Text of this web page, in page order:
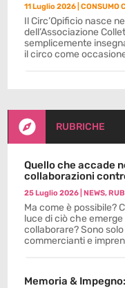
11 Luglio 2026 |CONSUMO
Il Circ’Opificio nasce
dell’Associazione
semplicemente
il circo come
 RUBRICHE
Quello che accade
collaborazioni
25 Luglio 2026 |NEWS,
Ma come è possibile?
luce di ciò che
collaborare? Sono
commercianti e
Memoria &